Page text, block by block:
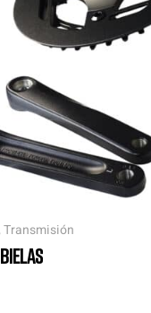
Transmisión